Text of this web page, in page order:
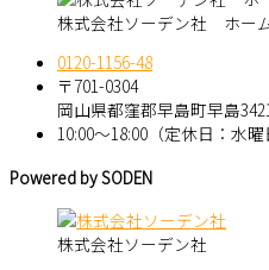
株式会社ソーデン社 ホー
0120-1156-48
〒701-0304
岡山県都窪郡早島町早島
10:00～18:00（定休日：水曜
Powered by SODEN
株式会社ソーデン社